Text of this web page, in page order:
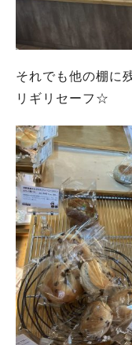
それでも他の棚に
リギリセーフ☆